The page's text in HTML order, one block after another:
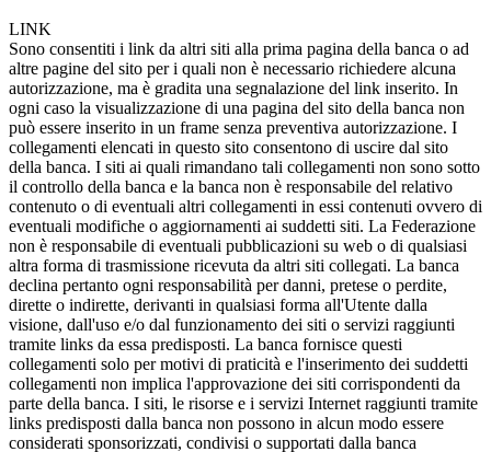
LINK
Sono consentiti i link da altri siti alla prima pagina della banca o ad
altre pagine del sito per i quali non è necessario richiedere alcuna
autorizzazione, ma è gradita una segnalazione del link inserito. In
ogni caso la visualizzazione di una pagina del sito della banca non
può essere inserito in un frame senza preventiva autorizzazione. I
collegamenti elencati in questo sito consentono di uscire dal sito
della banca. I siti ai quali rimandano tali collegamenti non sono sotto
il controllo della banca e la banca non è responsabile del relativo
contenuto o di eventuali altri collegamenti in essi contenuti ovvero di
eventuali modifiche o aggiornamenti ai suddetti siti. La Federazione
non è responsabile di eventuali pubblicazioni su web o di qualsiasi
altra forma di trasmissione ricevuta da altri siti collegati. La banca
declina pertanto ogni responsabilità per danni, pretese o perdite,
dirette o indirette, derivanti in qualsiasi forma all'Utente dalla
visione, dall'uso e/o dal funzionamento dei siti o servizi raggiunti
tramite links da essa predisposti. La banca fornisce questi
collegamenti solo per motivi di praticità e l'inserimento dei suddetti
collegamenti non implica l'approvazione dei siti corrispondenti da
parte della banca. I siti, le risorse e i servizi Internet raggiunti tramite
links predisposti dalla banca non possono in alcun modo essere
considerati sponsorizzati, condivisi o supportati dalla banca